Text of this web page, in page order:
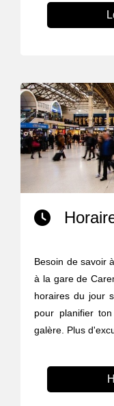
Besoin de savoir
à la gare de
horaires du jour
pour planifier
galère. Plus